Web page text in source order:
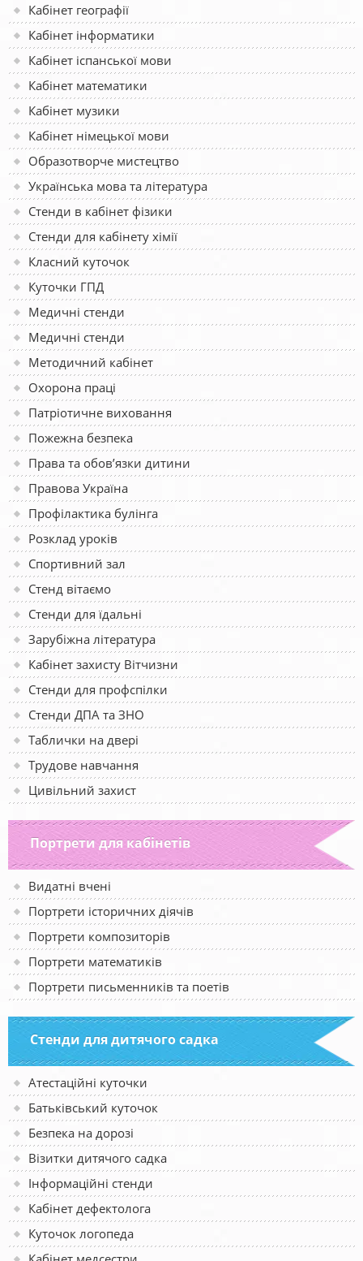
Кабінет географії
Кабінет інформатики
Кабінет іспанської мови
Кабінет математики
Кабінет музики
Кабінет німецької мови
Образотворче мистецтво
Українська мова та література
Стенди в кабінет фізики
Стенди для кабінету хімії
Класний куточок
Куточки ГПД
Медичні стенди
Медичні стенди
Методичний кабінет
Охорона праці
Патріотичне виховання
Пожежна безпека
Права та обов’язки дитини
Правова Україна
Профілактика булінга
Розклад уроків
Спортивний зал
Стенд вітаємо
Стенди для їдальні
Зарубіжна література
Кабінет захисту Вітчизни
Стенди для профспілки
Стенди ДПА та ЗНО
Таблички на двері
Трудове навчання
Цивільний захист
Портрети для кабінетів
Видатні вчені
Портрети історичних діячів
Портрети композиторів
Портрети математиків
Портрети письменників та поетів
Стенди для дитячого садка
Атестаційні куточки
Батьківський куточок
Безпека на дорозі
Візитки дитячого садка
Інформаційні стенди
Кабінет дефектолога
Куточок логопеда